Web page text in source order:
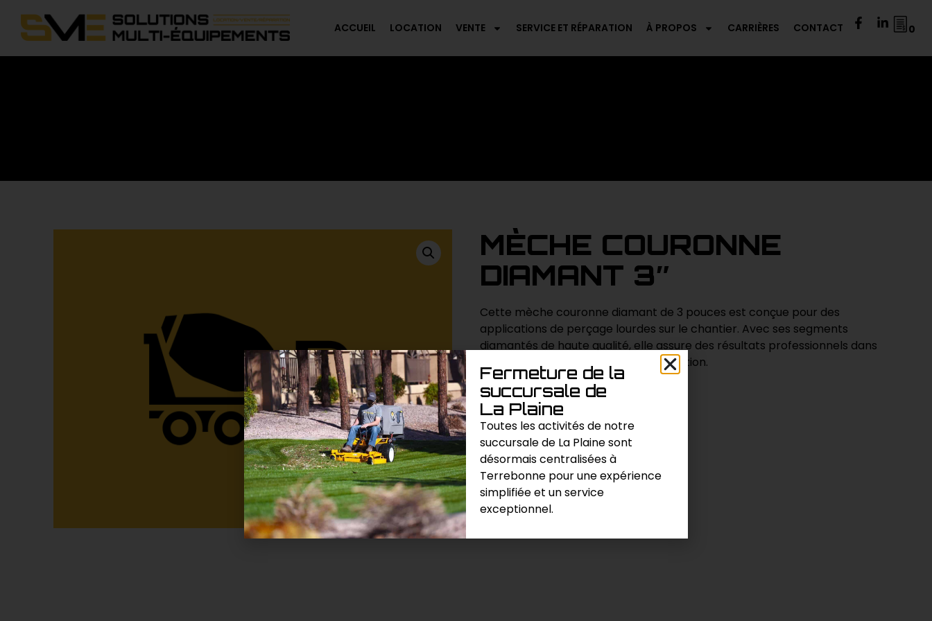
0
ACCUEIL LOCATION VENTE SERVICE ET RÉPARATION À PROPOS CARRIÈRES CONTACT
MÈCHE COURONNE
DIAMANT 3″
Cette mèche couronne diamant de 3 pouces est conçue pour des
applications de perçage lourdes sur le chantier. Avec ses segments
diamantés de haute qualité, elle assure des résultats professionnels dans
une variété de matériaux de construction.
Demande de prix
Catégories : Béton, Perçage
Fermeture de la
succursale de
La Plaine
Toutes les activités de notre
succursale de La Plaine sont
désormais centralisées à
Terrebonne pour une expérience
simplifiée et un service
exceptionnel.